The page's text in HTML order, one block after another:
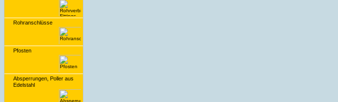
Rohranschlüsse
Pfosten
Absperrungen, Poller aus
Edelstahl